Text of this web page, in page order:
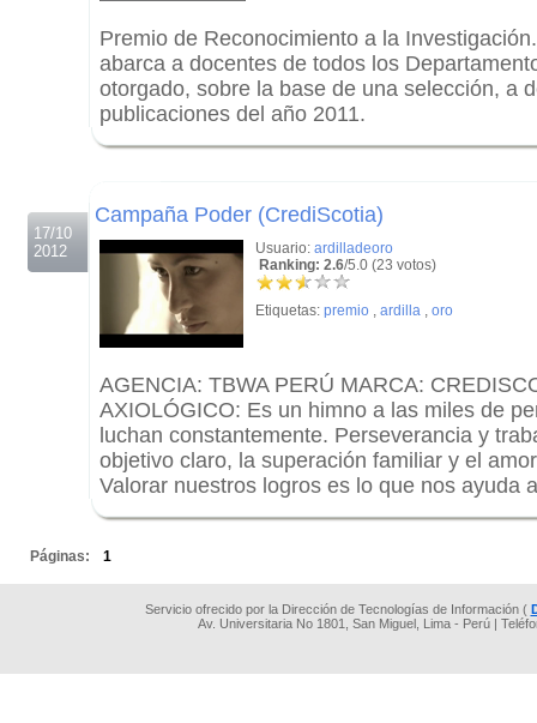
Premio de Reconocimiento a la
abarca a docentes de todos los
otorgado, sobre la base de una selección, a
publicaciones del año 2011.
17/10
2012
Campaña Poder (CrediScotia)
Usuario: ardilladeoro
Ranking: 2.6/5.0 (23 votos)
Etiquetas: premio , ardilla , oro
AGENCIA: TBWA PERÚ MARCA:
AXIOLÓGICO: Es un himno a las miles de
luchan constantemente. Perseverancia y
objetivo claro, la superación familiar y el
Valorar nuestros logros es lo que nos ayuda
Páginas: 1
Servicio ofrecido por la Dirección de Tecnologías de Información (
Av. Universitaria No 1801, San Miguel, Lima - Perú |